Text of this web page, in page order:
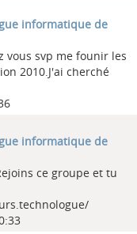
informatique de
vous svp me founir les
2010.J'ai cherché
informatique de
ce groupe et tu